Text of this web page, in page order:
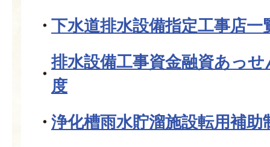
下水道排水設備指定工事店一
排水設備工事資金融資あっ
度
浄化槽雨水貯溜施設転用補助